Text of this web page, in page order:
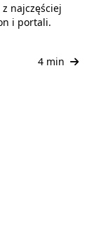
najczęściej
i portali.
4 min